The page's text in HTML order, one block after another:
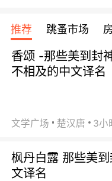
宾馆 108欧/天起
全程756欧/位
推荐 跳蚤市场
香颂 -那些美到封
不相及的中文译名
文学广场 楚汉唐 3小
枫丹白露 那些美
文译名